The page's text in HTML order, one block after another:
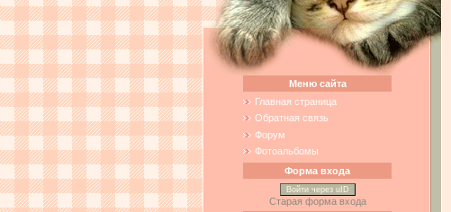
Меню сайта
Главная страница
Обратная связь
Форум
Фотоальбомы
Форма входа
Войти через uID
Старая форма входа